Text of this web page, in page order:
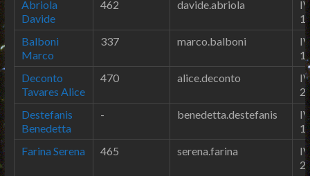
Abriola
Davide
462 davide.abriola
Balboni
Marco
337 marco.balboni
Deconto
Tavares Alice
470 alice.deconto
Destefanis
Benedetta
- benedetta.destefanis
Farina Serena
465 serena.farina